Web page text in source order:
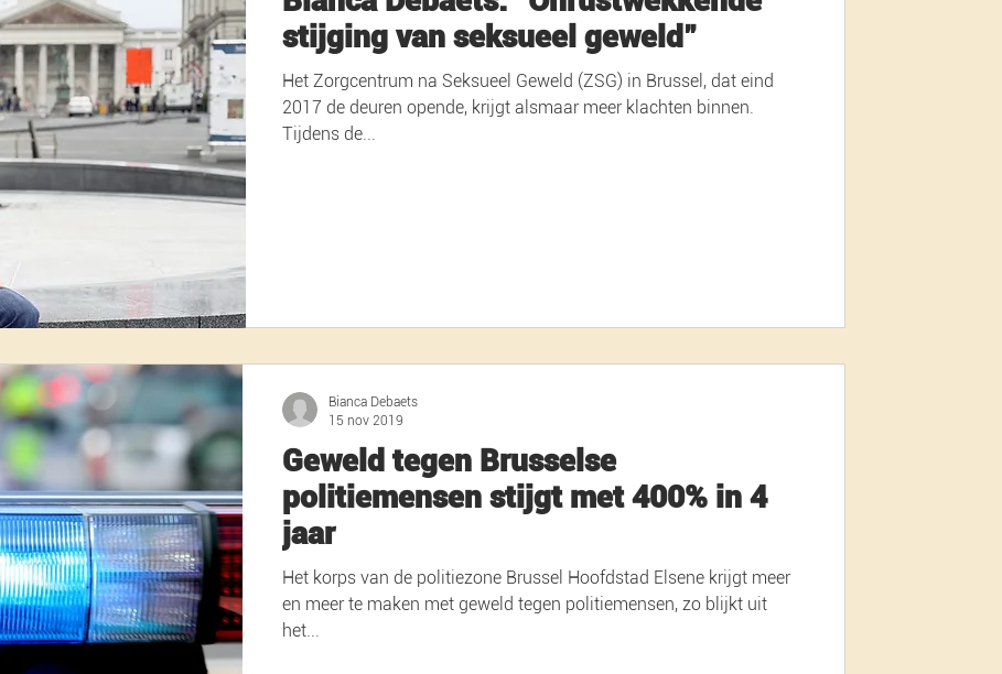
stijging van seksueel geweld"
Het Zorgcentrum na Seksueel Geweld (ZSG) in Brussel, dat eind
2017 de deuren opende, krijgt alsmaar meer klachten binnen.
Tijdens de...
Geweld tegen Brusselse
politiemensen stijgt met 400% in 4
jaar
Het korps van de politiezone Brussel Hoofdstad Elsene krijgt meer
en meer te maken met geweld tegen politiemensen, zo blijkt uit
het...
Bianca Debaets
15 nov 2019